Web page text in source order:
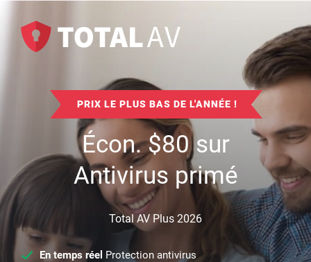
PRIX LE PLUS BAS DE L'ANNÉE !
Écon.$80sur
Antivirus primé
Total AV Plus 2026
En temps réel Protection antivirus